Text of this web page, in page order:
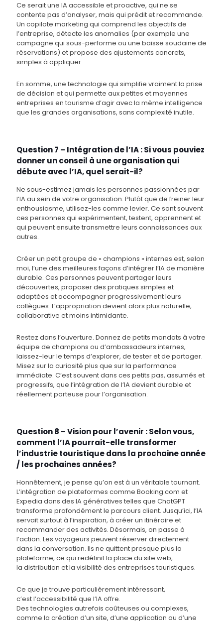
Ce serait une IA accessible et proactive, qui ne se
contente pas d’analyser, mais qui prédit et recommande.
Un copilote marketing qui comprend les objectifs de
l’entreprise, détecte les anomalies (par exemple une
campagne qui sous-performe ou une baisse soudaine de
réservations) et propose des ajustements concrets,
simples à appliquer.
En somme, une technologie qui simplifie vraiment la prise
de décision et qui permette aux petites et moyennes
entreprises en tourisme d’agir avec la même intelligence
que les grandes organisations, sans complexité inutile.
Question 7 – Intégration de l’IA : Si vous pouviez
donner un conseil à une organisation qui
débute avec l’IA, quel serait-il?
Ne sous-estimez jamais les personnes passionnées par
l’IA au sein de votre organisation. Plutôt que de freiner leur
enthousiasme, utilisez-les comme levier. Ce sont souvent
ces personnes qui expérimentent, testent, apprennent et
qui peuvent ensuite transmettre leurs connaissances aux
autres.
Créer un petit groupe de « champions » internes est, selon
moi, l’une des meilleures façons d’intégrer l’IA de manière
durable. Ces personnes peuvent partager leurs
découvertes, proposer des pratiques simples et
adaptées et accompagner progressivement leurs
collègues. L’appropriation devient alors plus naturelle,
collaborative et moins intimidante.
Restez dans l’ouverture. Donnez de petits mandats à votre
équipe de champions ou d’ambassadeurs internes,
laissez-leur le temps d’explorer, de tester et de partager.
Misez sur la curiosité plus que sur la performance
immédiate. C’est souvent dans ces petits pas, assumés et
progressifs, que l’intégration de l’IA devient durable et
réellement porteuse pour l’organisation.
Question 8 – Vision pour l’avenir : Selon vous,
comment l’IA pourrait-elle transformer
l’industrie touristique dans la prochaine année
/ les prochaines années?
Honnêtement, je pense qu’on est à un véritable tournant.
L’intégration de plateformes comme Booking.com et
Expedia dans des IA génératives telles que ChatGPT
transforme profondément le parcours client. Jusqu’ici, l’IA
servait surtout à l’inspiration, à créer un itinéraire et
recommander des activités. Désormais, on passe à
l’action. Les voyageurs peuvent réserver directement
dans la conversation. Ils ne quittent presque plus la
plateforme, ce qui redéfinit la place du site web,
la distribution et la visibilité des entreprises touristiques.
Ce que je trouve particulièrement intéressant,
c’est l’accessibilité que l’IA offre.
Des technologies autrefois coûteuses ou complexes,
comme la création d’un site, d’une application ou d’une